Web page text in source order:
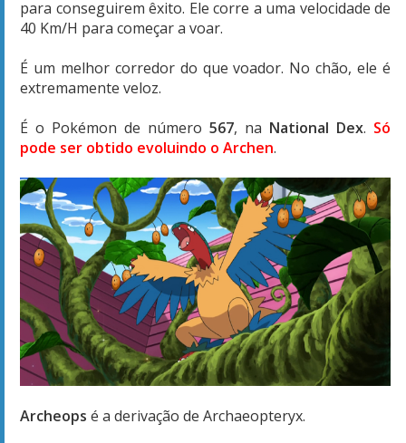
para conseguirem êxito. Ele corre a uma velocidade de
40 Km/H para começar a voar.
É um melhor corredor do que voador. No chão, ele é
extremamente veloz.
É o Pokémon de número 567, na National Dex. Só
pode ser obtido evoluindo o Archen.
Archeops é a derivação de Archaeopteryx.